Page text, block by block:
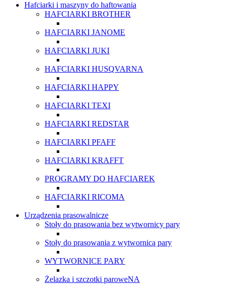
Hafciarki i maszyny do haftowania
HAFCIARKI BROTHER
HAFCIARKI JANOME
HAFCIARKI JUKI
HAFCIARKI HUSQVARNA
HAFCIARKI HAPPY
HAFCIARKI TEXI
HAFCIARKI REDSTAR
HAFCIARKI PFAFF
HAFCIARKI KRAFFT
PROGRAMY DO HAFCIAREK
HAFCIARKI RICOMA
Urządzenia prasowalnicze
Stoły do prasowania bez wytwornicy pary
Stoły do prasowania z wytwornicą pary
WYTWORNICE PARY
Żelazka i szczotki paroweNA